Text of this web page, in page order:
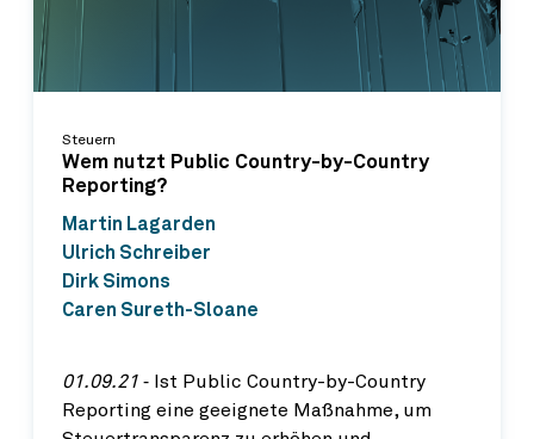
Steuern
Wem nutzt Public Country-by-Country
Reporting?
Martin Lagarden
Ulrich Schreiber
Dirk Simons
Caren Sureth-Sloane
01.09.21 ‐ Ist Public Country-by-Country
Reporting eine geeignete Maßnahme, um